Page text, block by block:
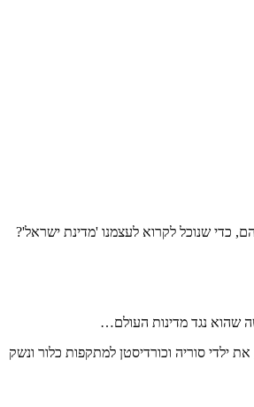
כדי שנוכל לקרוא לעצמנו 'מדינת ישראל'?
שהוא נגד מדינות העולם…
ילדי סוריה וכורדיסטן למתקפות כלור ונשק